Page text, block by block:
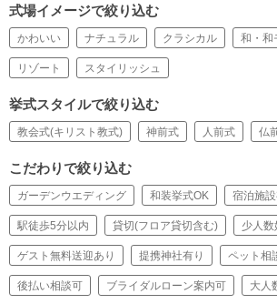
式場イメージで絞り込む
かわいい ナチュラル クラシカル 和・和
リゾート スタイリッシュ
挙式スタイルで絞り込む
教会式(キリスト教式) 神前式 人前式 仏
こだわりで絞り込む
ガーデンウエディング 和装挙式OK 宿泊施設
駅徒歩5分以内 貸切(フロア貸切含む) 少人数
ゲスト無料送迎あり 提携神社有り ペット相
後払い相談可 ブライダルローン案内可 大人